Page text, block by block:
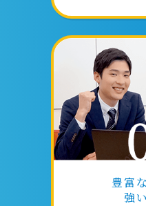
豊富
強